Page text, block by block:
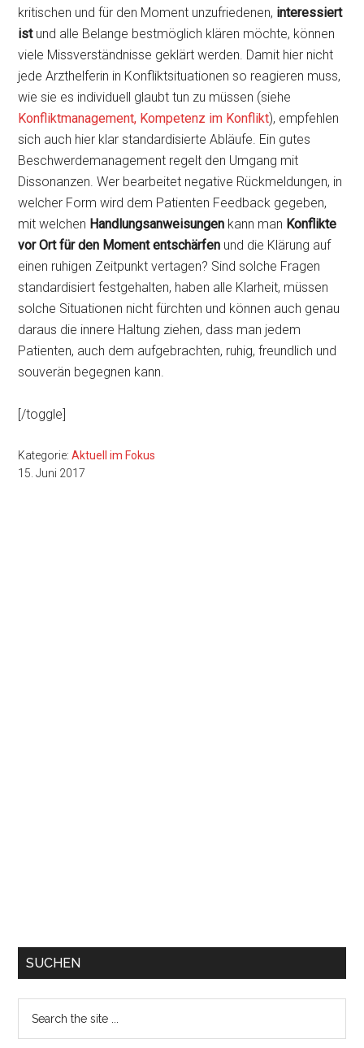
kritischen und für den Moment unzufriedenen, interessiert
istund alle Belange bestmöglich klären möchte, können
viele Missverständnisse geklärt werden. Damit hier nicht
jede Arzthelferin in Konfliktsituationen so reagieren muss,
wie sie es individuell glaubt tun zu müssen (siehe
Konfliktmanagement, Kompetenz im Konflikt), empfehlen
sich auch hier klar standardisierte Abläufe. Ein gutes
Beschwerdemanagement regelt den Umgang mit
Dissonanzen. Wer bearbeitet negative Rückmeldungen, in
welcher Form wird dem Patienten Feedback gegeben,
mit welchen Handlungsanweisungen kann man Konflikte
vor Ort für den Moment entschärfen und die Klärung auf
einen ruhigen Zeitpunkt vertagen? Sind solche Fragen
standardisiert festgehalten, haben alle Klarheit, müssen
solche Situationen nicht fürchten und können auch genau
daraus die innere Haltung ziehen, dass man jedem
Patienten, auch dem aufgebrachten, ruhig, freundlich und
souverän begegnen kann.
[/toggle]
Kategorie:Aktuell im Fokus
15. Juni 2017
SUCHEN